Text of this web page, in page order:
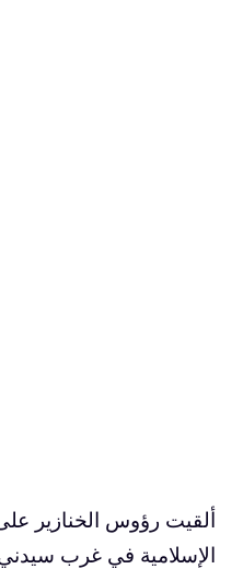
ألقيت رؤوس الخنازير
الإسلامية في غرب